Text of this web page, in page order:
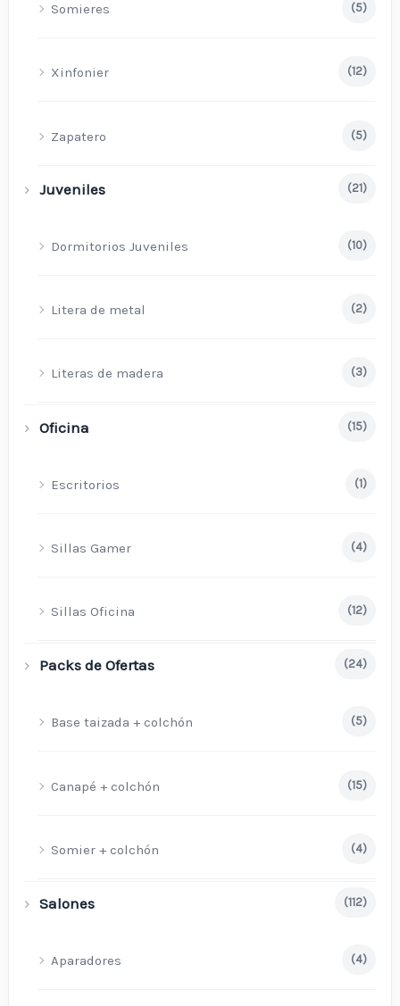
Somieres (5)
Xinfonier (12)
Zapatero (5)
Juveniles (21)
Dormitorios Juveniles (10)
Litera de metal (2)
Literas de madera (3)
Oficina (15)
Escritorios (1)
Sillas Gamer (4)
Sillas Oficina (12)
Packs de Ofertas (24)
Base taizada + colchón (5)
Canapé + colchón (15)
Somier + colchón (4)
Salones (112)
Aparadores (4)